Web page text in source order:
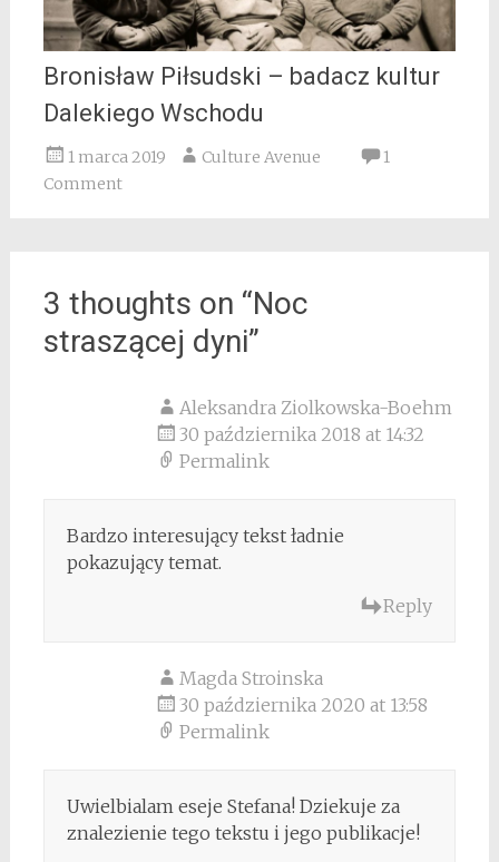
Bronisław Piłsudski – badacz kultur
Dalekiego Wschodu
1 marca 2019 Culture Avenue
1
Comment
3 thoughts on “Noc
straszącej dyni”
Aleksandra Ziolkowska-Boehm
30 października 2018 at 14:32
Permalink
Bardzo interesujący tekst ładnie
pokazujący temat.
Reply
Magda Stroinska
30 października 2020 at 13:58
Permalink
Uwielbialam eseje Stefana! Dziekuje za
znalezienie tego tekstu i jego publikacje!